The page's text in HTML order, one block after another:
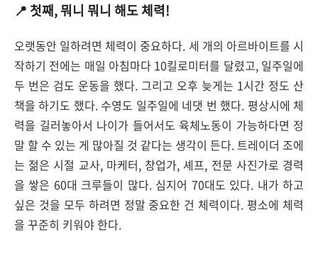
📍 첫째, 뭐니 뭐니 해도 체력!
오랫동안 일하려면 체력이 중요하다. 세 개의 아르바이트를 시
작하기 전에는 매일 아침마다 10킬로미터를 달렸고, 일주일에
두 번은 검도 운동을 했다. 그리고 오후 늦게는 1시간 정도 산
책을 하기도 했다. 수영도 일주일에 네댓 번 했다. 평상시에 체
력을 길러놓아서 나이가 들어서도 육체노동이 가능하다면 정
말 할 수 있는 게 많아질 것 같다는 생각이 든다.트레이더 조에
는 젊은 시절 교사, 마케터, 창업가, 셰프, 전문 사진가로 경력
을 쌓은 60대 크루들이 많다. 심지어 70대도 있다. 내가 하고
싶은 것을 모두 하려면 정말 중요한 건 체력이다. 평소에 체력
을 꾸준히 키워야 한다.